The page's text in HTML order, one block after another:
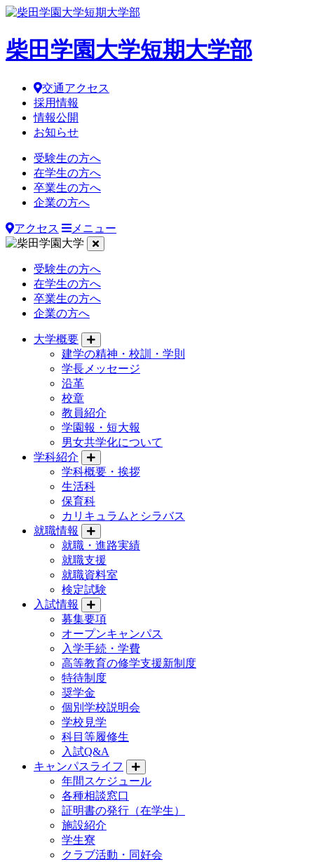
柴田学園大学短期大学部
交通アクセス
採用情報
情報公開
お知らせ
受験生の方へ
在学生の方へ
卒業生の方へ
企業の方へ
アクセス メニュー
受験生の方へ
在学生の方へ
卒業生の方へ
企業の方へ
大学概要
建学の精神・校訓・学則
学長メッセージ
沿革
校章
教員紹介
学園報・短大報
男女共学化について
学科紹介
学科概要・挨拶
生活科
保育科
カリキュラムとシラバス
就職情報
就職・進路実績
就職支援
就職資料室
検定試験
入試情報
募集要項
オープンキャンパス
入学手続・学費
高等教育の修学支援新制度
特待制度
奨学金
個別学校説明会
学校見学
科目等履修生
入試Q&A
キャンパスライフ
年間スケジュール
各種相談窓口
証明書の発行（在学生）
施設紹介
学生寮
クラブ活動・同好会